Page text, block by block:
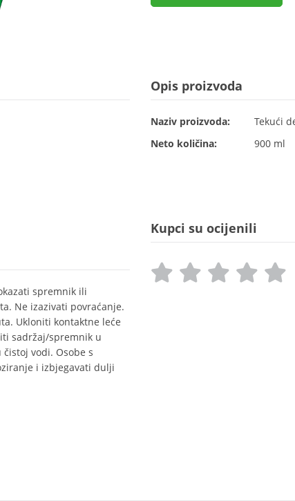
spremnik ili
Ne izazivati povraćanje.
Ukloniti kontaktne leće
sadržaj/spremnik u
vodi. Osobe s
i izbjegavati dulji
Opis proizvoda
Naziv proizvoda:
Tekući
Neto količina:
900 ml
Kupci su ocijenili